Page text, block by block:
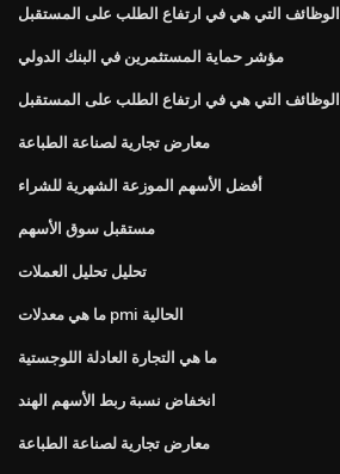
الوظائف التي هي في ارتفاع الطلب على المستقبل
مؤشر حماية المستثمرين في البنك الدولي
الوظائف التي هي في ارتفاع الطلب على المستقبل
معارض تجارية لصناعة الطباعة
أفضل الأسهم الموزعة الشهرية للشراء
مستقبل سوق الأسهم
تحليل تحليل العملات
ما هي معدلات pmi الحالية
ما هي التجارة العادلة اللوجستية
انخفاض نسبة ربط الأسهم الهند
معارض تجارية لصناعة الطباعة